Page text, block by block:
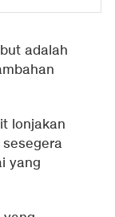
adalah
lonjakan
yang